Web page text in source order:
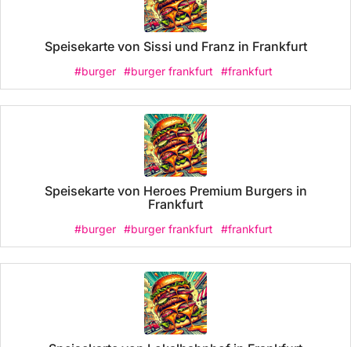
Speisekarte von Sissi und Franz in Frankfurt
#burger #burger frankfurt #frankfurt
Speisekarte von Heroes Premium Burgers in
Frankfurt
#burger #burger frankfurt #frankfurt